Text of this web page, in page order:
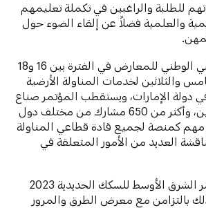
للطلبة والراغبين في تكملة تعليمهم
والعلمية فضلاً عن إلقاء الضوء حول
ويستضيف مركز أبوظبي الوطني للمعارض في الفترة بين 16 و18
والثلاثين لخدمات المناولة الأرضية
دولة الإمارات، ويستقطب المؤتمر صناع
القرار وكبار المسؤولين، وأكثر من 650 مشارك من مختلف دول
مهم كمنصة لجميع قادة قطاعي المناولة
العديد من الأمور المتعلقة في
ويعقد معرض ومؤتمر الشرق الأوسط للسكك الحديدية 2023
مايو، وذلك بالتزامن مع معرض الطرق والمرور